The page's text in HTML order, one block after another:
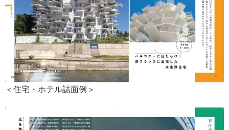
＜住宅・ホテル誌面例＞